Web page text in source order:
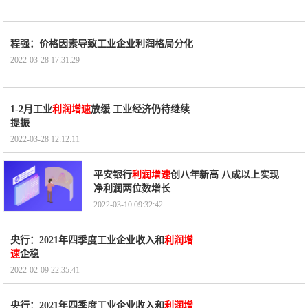
程强：价格因素导致工业企业利润格局分化
2022-03-28 17:31:29
1-2月工业利润增速放缓 工业经济仍待继续
提振
2022-03-28 12:12:11
平安银行利润增速创八年新高 八成以上实现
净利润两位数增长
2022-03-10 09:32:42
央行：2021年四季度工业企业收入和利润增
速企稳
2022-02-09 22:35:41
央行：2021年四季度工业企业收入和利润增